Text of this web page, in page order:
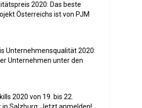
2020: Das beste
Österreichs ist von PJM
Unternehmensqualität 2020:
Unternehmen unter den
2020 von 19. bis 22.